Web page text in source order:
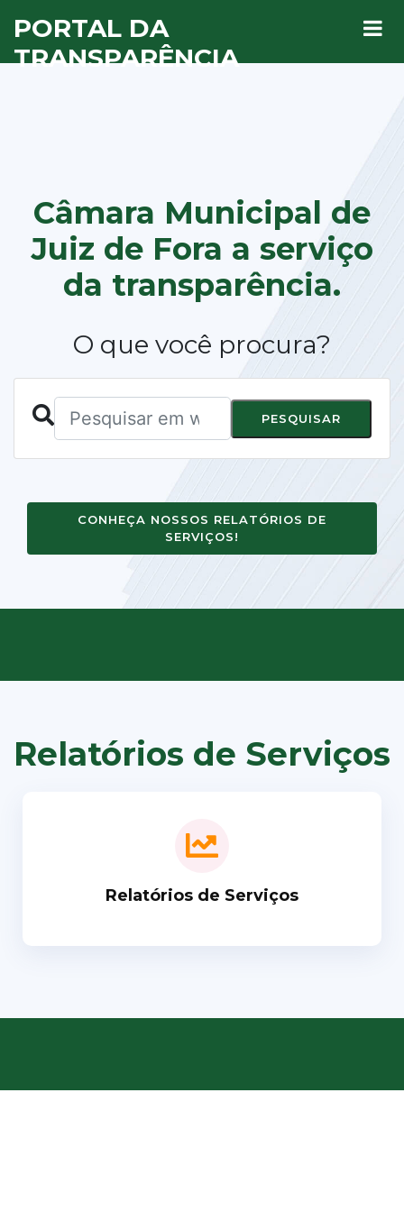
PORTAL DA
TRANSPARÊNCIA
Câmara Municipal de
Juiz de Fora a serviço
da transparência.
O que você procura?
PESQUISAR
CONHEÇA NOSSOS RELATÓRIOS DE
SERVIÇOS!
Relatórios de Serviços
Relatórios de Serviços